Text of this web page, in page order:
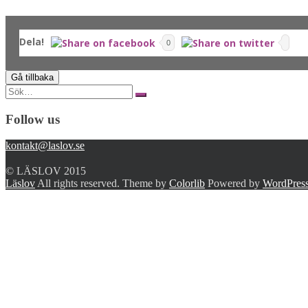
Dela! 0
Search
for:
Follow us
kontakt@laslov.se
© LÄSLOV 2015
Läslov All rights reserved. Theme by Colorlib Powered by